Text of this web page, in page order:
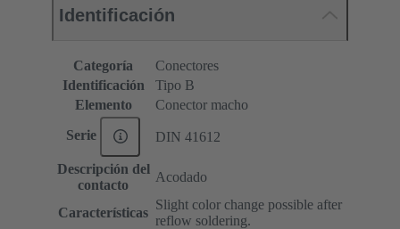
Identificación
Categoría
Conectores
Identificación
Tipo B
Elemento
Conector macho
Serie DIN 41612
Descripción del
contacto
Acodado
Características
Slight color change possible after
reflow soldering.